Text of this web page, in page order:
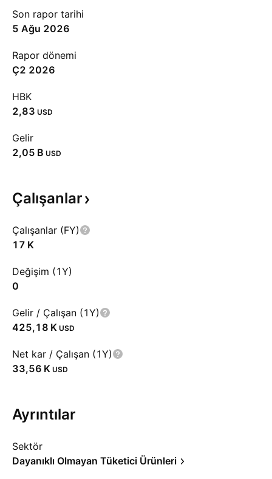
Son rapor tarihi
5 Ağu 2026
Rapor dönemi
Ç2 2026
HBK
2,83 USD
Gelir
‪2,05 B‬ USD
Çalışanlar
Çalışanlar (FY)
‪17 K‬
Değişim (1Y)
0
Gelir / Çalışan (1Y)
‪425,18 K‬ USD
Net kar / Çalışan (1Y)
‪33,56 K‬ USD
Ayrıntılar
Sektör
Dayanıklı Olmayan Tüketici Ürünleri